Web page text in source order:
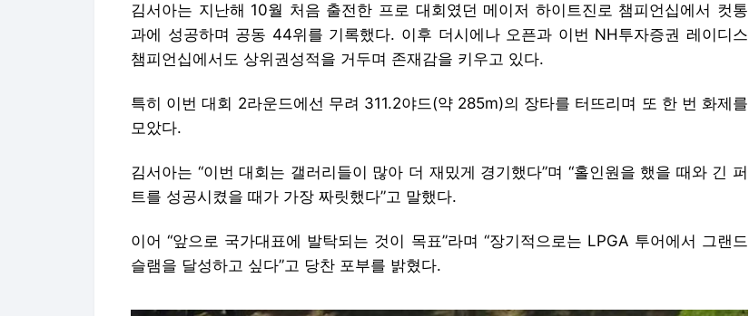
김서아는 지난해 10월 처음 출전한 프로 대회였던 메이저 하이트진로 챔피언십에서 컷통
과에 성공하며 공동 44위를 기록했다. 이후 더시에나 오픈과 이번 NH투자증권 레이디스
챔피언십에서도 상위권성적을 거두며 존재감을 키우고 있다.
특히 이번 대회 2라운드에선 무려 311.2야드(약 285m)의 장타를 터뜨리며 또 한 번 화제를
모았다.
김서아는 “이번 대회는 갤러리들이 많아 더 재밌게 경기했다”며 “홀인원을 했을 때와 긴 퍼
트를 성공시켰을 때가 가장 짜릿했다”고 말했다.
이어 “앞으로 국가대표에 발탁되는 것이 목표”라며 “장기적으로는 LPGA 투어에서 그랜드
슬램을 달성하고 싶다”고 당찬 포부를 밝혔다.